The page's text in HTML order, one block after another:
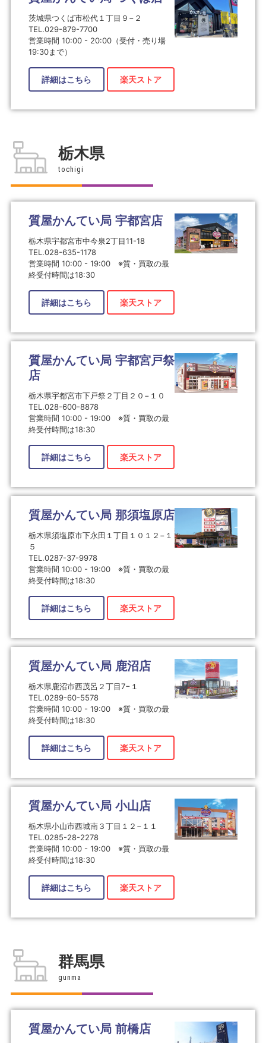
茨城県つくば市松代１丁目９−２
TEL.029-879-7700
営業時間 10:00 - 20:00（受付・売り場
19:30まで）
詳細はこちら 楽天ストア
栃木県
tochigi
質屋かんてい局 宇都宮店
栃木県宇都宮市中今泉2丁目11-18
TEL.028-635-1178
営業時間 10:00 - 19:00 ※質・買取の最
終受付時間は18:30
詳細はこちら 楽天ストア
質屋かんてい局 宇都宮戸祭
店
栃木県宇都宮市下戸祭２丁目２０−１０
TEL.028-600-8878
営業時間 10:00 - 19:00 ※質・買取の最
終受付時間は18:30
詳細はこちら 楽天ストア
質屋かんてい局 那須塩原店
栃木県須塩原市下永田１丁目１０１２−１
５
TEL.0287-37-9978
営業時間 10:00 - 19:00 ※質・買取の最
終受付時間は18:30
詳細はこちら 楽天ストア
質屋かんてい局 鹿沼店
栃木県鹿沼市西茂呂２丁目7−１
TEL.0289-60-5578
営業時間 10:00 - 19:00 ※質・買取の最
終受付時間は18:30
詳細はこちら 楽天ストア
質屋かんてい局 小山店
栃木県小山市西城南３丁目１２−１１
TEL.0285-28-2278
営業時間 10:00 - 19:00 ※質・買取の最
終受付時間は18:30
詳細はこちら 楽天ストア
群馬県
gunma
質屋かんてい局 前橋店